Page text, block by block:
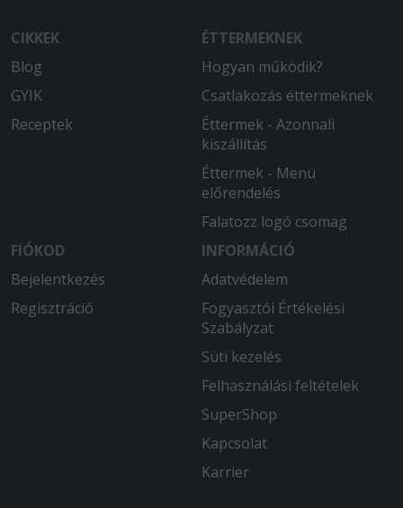
CIKKEK
Blog
GYIK
Receptek
ÉTTERMEKNEK
Hogyan működik?
Csatlakozás éttermeknek
Éttermek - Azonnali
kiszállítás
Éttermek - Menü
előrendelés
Falatozz logó csomag
FIÓKOD
Bejelentkezés
Regisztráció
INFORMÁCIÓ
Adatvédelem
Fogyasztói Értékelési
Szabályzat
Süti kezelés
Felhasználási feltételek
SuperShop
Kapcsolat
Karrier